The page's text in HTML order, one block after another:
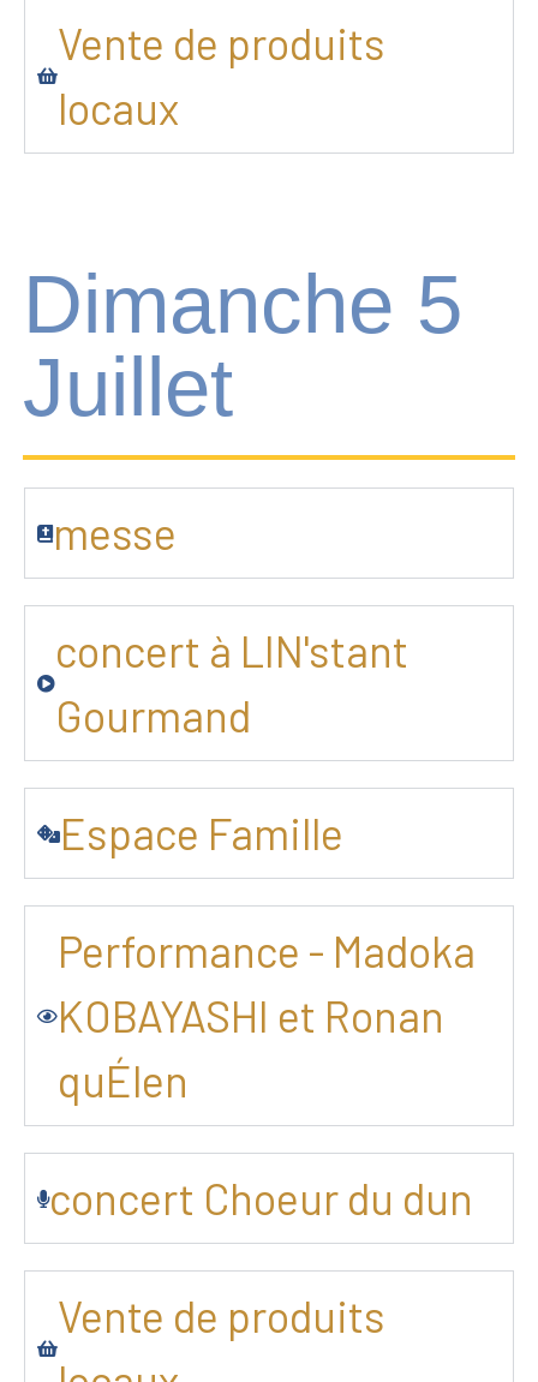
Vente de produits
locaux
Dimanche 5
Juillet
messe
concert à LIN'stant
Gourmand
Espace Famille
Performance - Madoka
KOBAYASHI et Ronan
quÉlen
concert Choeur du dun
Vente de produits